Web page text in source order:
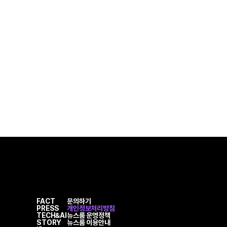
FACT
PRESS
TECH&AI
STORY
문의하기
개인정보처리방침
뉴스룸 운영정책
뉴스룸 이용안내